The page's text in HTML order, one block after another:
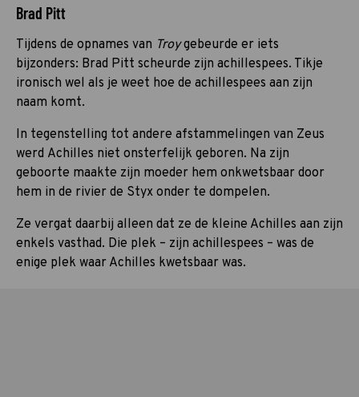
Brad Pitt
Tijdens de opnames van Troygebeurde er iets
bijzonders: Brad Pitt scheurde zijn achillespees. Tikje
ironisch wel als je weet hoe de achillespees aan zijn
naam komt.
In tegenstelling tot andere afstammelingen van Zeus
werd Achilles niet onsterfelijk geboren. Na zijn
geboorte maakte zijn moeder hem onkwetsbaar door
hem in de rivier de Styx onder te dompelen.
Ze vergat daarbij alleen dat ze de kleine Achilles aan zijn
enkels vasthad. Die plek – zijn achillespees – was de
enige plek waar Achilles kwetsbaar was.